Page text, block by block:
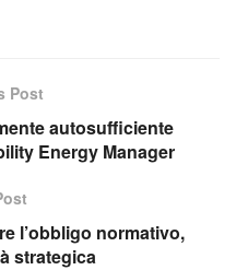
Post
autosufficiente
Energy Manager
l’obbligo normativo,
strategica